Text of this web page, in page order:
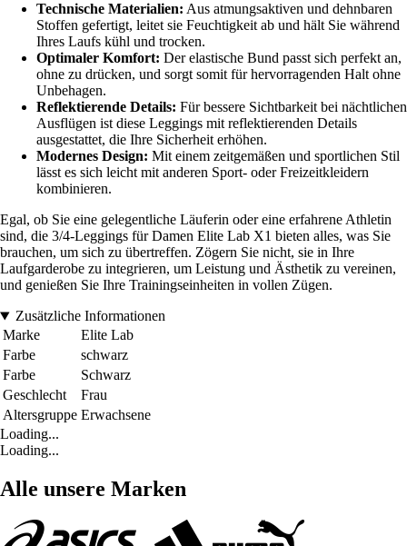
Technische Materialien: Aus atmungsaktiven und dehnbaren
Stoffen gefertigt, leitet sie Feuchtigkeit ab und hält Sie während
Ihres Laufs kühl und trocken.
Optimaler Komfort: Der elastische Bund passt sich perfekt an,
ohne zu drücken, und sorgt somit für hervorragenden Halt ohne
Unbehagen.
Reflektierende Details: Für bessere Sichtbarkeit bei nächtlichen
Ausflügen ist diese Leggings mit reflektierenden Details
ausgestattet, die Ihre Sicherheit erhöhen.
Modernes Design: Mit einem zeitgemäßen und sportlichen Stil
lässt es sich leicht mit anderen Sport- oder Freizeitkleidern
kombinieren.
Egal, ob Sie eine gelegentliche Läuferin oder eine erfahrene Athletin
sind, die 3/4-Leggings für Damen Elite Lab X1 bieten alles, was Sie
brauchen, um sich zu übertreffen. Zögern Sie nicht, sie in Ihre
Laufgarderobe zu integrieren, um Leistung und Ästhetik zu vereinen,
und genießen Sie Ihre Trainingseinheiten in vollen Zügen.
Zusätzliche Informationen
Marke
Elite Lab
Farbe
schwarz
Farbe
Schwarz
Geschlecht
Frau
Altersgruppe Erwachsene
Loading...
Loading...
Alle unsere Marken